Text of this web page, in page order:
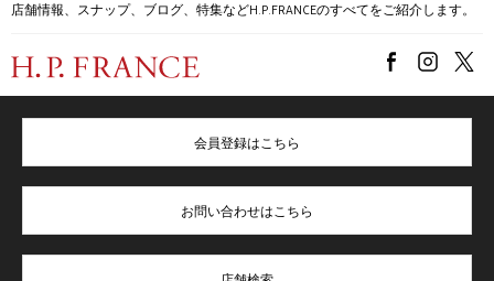
店舗情報、スナップ、ブログ、特集などH.P.FRANCEのすべてをご紹介します。
会員登録はこちら
お問い合わせはこちら